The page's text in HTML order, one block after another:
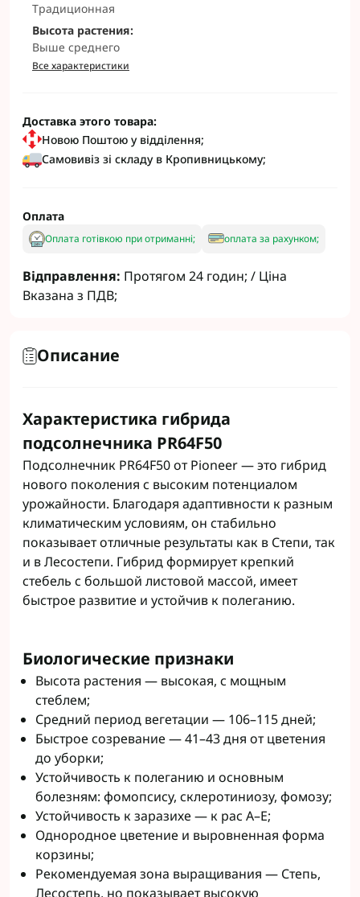
Традиционная
Высота растения:
Выше среднего
Все характеристики
Доставка этого товара:
Новою Поштою у відділення;
Самовивіз зі складу в Кропивницькому;
Оплата
Оплата готівкою при отриманні; оплата за рахунком;
Відправлення: Протягом 24 годин; / Ціна
Вказана з ПДВ;
Описание
Характеристика гибрида
подсолнечника PR64F50
Подсолнечник PR64F50 от Pioneer — это гибрид
нового поколения с высоким потенциалом
урожайности. Благодаря адаптивности к разным
климатическим условиям, он стабильно
показывает отличные результаты как в Степи, так
и в Лесостепи. Гибрид формирует крепкий
стебель с большой листовой массой, имеет
быстрое развитие и устойчив к полеганию.
Биологические признаки
Высота растения — высокая, с мощным
стеблем;
Средний период вегетации — 106–115 дней;
Быстрое созревание — 41–43 дня от цветения
до уборки;
Устойчивость к полеганию и основным
болезням: фомопсису, склеротиниозу, фомозу;
Устойчивость к заразихе — к рас A–E;
Однородное цветение и выровненная форма
корзины;
Рекомендуемая зона выращивания — Степь,
Лесостепь, но показывает высокую